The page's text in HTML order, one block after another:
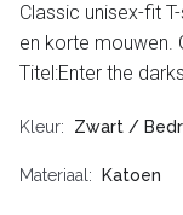
Classic unisex-fit
en korte mouwen.
Titel:Enter the
Kleur Zwart /
Materiaal Katoen